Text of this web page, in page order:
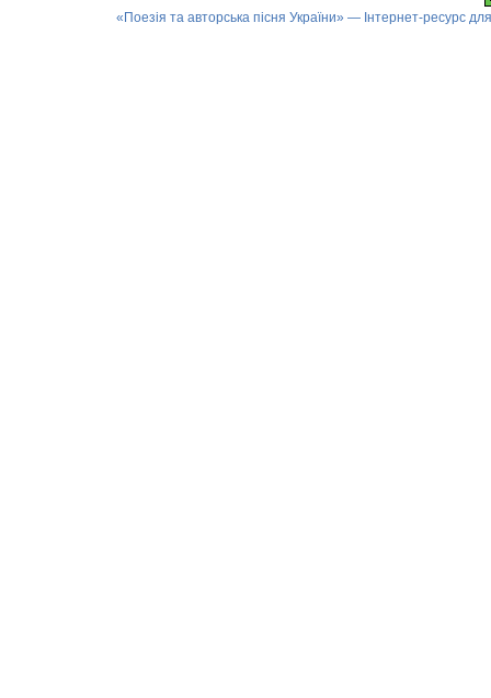
«Поезія та авторська пісня України» — Інтернет-ресурс